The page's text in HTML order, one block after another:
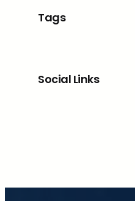
Tags
Social Links